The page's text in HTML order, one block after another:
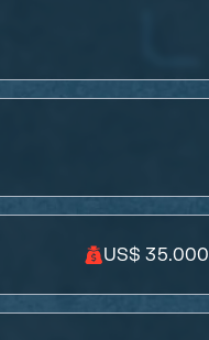
US$ 35.000